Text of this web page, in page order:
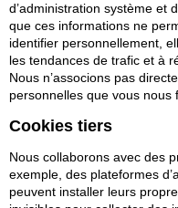
d’administration système et
que ces informations ne
identifier personnellement,
les tendances de trafic et à
Nous n’associons pas
personnelles que vous nous
Cookies tiers
Nous collaborons avec des
exemple, des plateformes
peuvent installer leurs